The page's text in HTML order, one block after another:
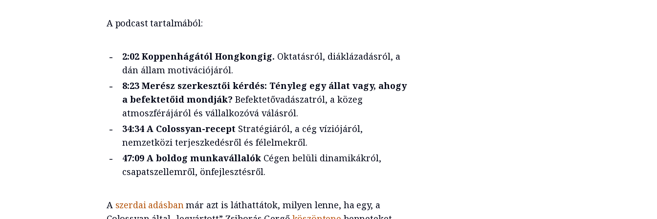
A podcast tartalmából:
2:02 Koppenhágától Hongkongig. Oktatásról, diáklázadásról, a
dán állam motivációjáról.
8:23 Merész szerkesztői kérdés: Tényleg egy állat vagy, ahogy
a befektetőid mondják? Befektetővadászatról, a közeg
atmoszférájáról és vállalkozóvá válásról.
34:34 A Colossyan-receptStratégiáról, a cég víziójáról,
nemzetközi terjeszkedésről és félelmekről.
47:09 A boldog munkavállalókCégen belüli dinamikákról,
csapatszellemről, önfejlesztésről.
A szerdai adásbanmár azt is láthattátok, milyen lenne, ha egy, a